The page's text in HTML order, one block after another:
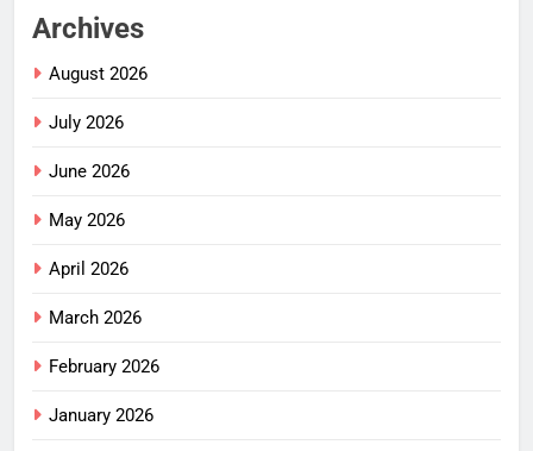
Archives
August 2026
July 2026
June 2026
May 2026
April 2026
March 2026
February 2026
January 2026